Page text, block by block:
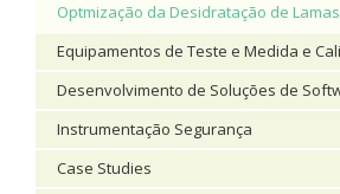
Optmização da Desidratação de Lamas
Equipamentos de Teste e Medida e
Desenvolvimento de Soluções de
Instrumentação Segurança
Case Studies